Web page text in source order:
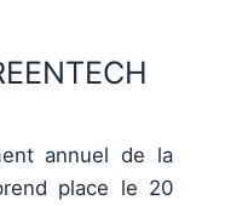
annuel de la
place le 20